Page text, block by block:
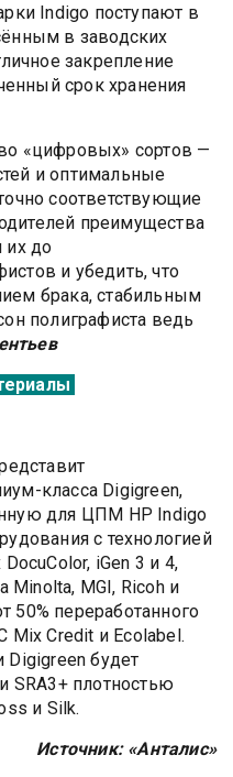
Indigo поступают в
в заводских
закрепление
срок хранения
«цифровых» сортов —
и оптимальные
соответствующие
преимущества
их до
и убедить, что
брака, стабильным
полиграфиста ведь
класса Digigreen,
для ЦПМ HP Indigo
с технологией
iGen 3 и 4,
Minolta, MGI, Ricoh и
50% переработанного
Mix Credit и Ecolabel.
Digigreen будет
SRA3+ плотностью
и Silk.
Источник: «Анталис»